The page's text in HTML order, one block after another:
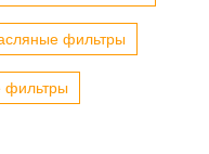
фильтры
фильтры